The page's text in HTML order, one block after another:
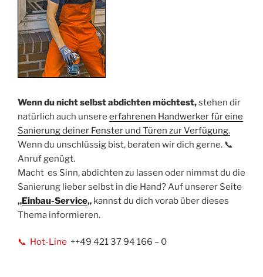
Wenn du nicht selbst abdichten möchtest,stehen dir
natürlich auch unsere erfahrenen Handwerker für eine
Sanierung deiner Fenster und Türen zur Verfügung.
Wenn du unschlüssig bist, beraten wir dich gerne. 📞
Anruf genügt.
Macht es Sinn, abdichten zu lassen oder nimmst du die
Sanierung lieber selbst in die Hand? Auf unserer Seite
„Einbau-Service„ kannst du dich vorab über dieses
Thema informieren.
📞 Hot-Line ++49 421 37 94 166 – 0